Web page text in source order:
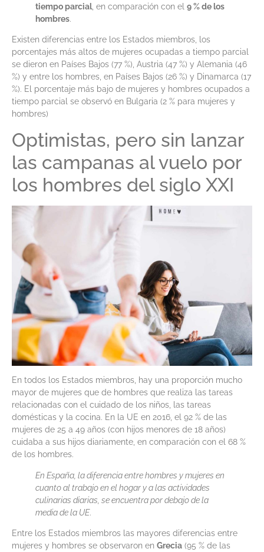
tiempo parcial, en comparación con el 9 % de los
hombres.
Existen diferencias entre los Estados miembros, los
porcentajes más altos de mujeres ocupadas a tiempo parcial
se dieron en Países Bajos (77 %), Austria (47 %) y Alemania (46
%) y entre los hombres, en Países Bajos (26 %) y Dinamarca (17
%). El porcentaje más bajo de mujeres y hombres ocupados a
tiempo parcial se observó en Bulgaria (2 % para mujeres y
hombres)
Optimistas, pero sin lanzar
las campanas al vuelo por
los hombres del siglo XXI
En todos los Estados miembros, hay una proporción mucho
mayor de mujeres que de hombres que realiza las tareas
relacionadas con el cuidado de los niños, las tareas
domésticas y la cocina. En la UE en 2016, el 92 % de las
mujeres de 25 a 49 años (con hijos menores de 18 años)
cuidaba a sus hijos diariamente, en comparación con el 68 %
de los hombres.
En España, la diferencia entre hombres y mujeres en
cuanto al trabajo en el hogar y a las actividades
culinarias diarias, se encuentra por debajo de la
media de la UE.
Entre los Estados miembros las mayores diferencias entre
mujeres y hombres se observaron en Grecia (95 % de las